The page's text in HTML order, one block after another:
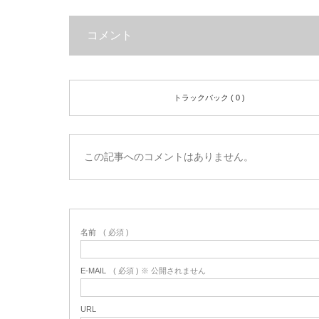
コメント
トラックバック ( 0 )
この記事へのコメントはありません。
名前 ( 必須 )
E-MAIL ( 必須 ) ※ 公開されません
URL